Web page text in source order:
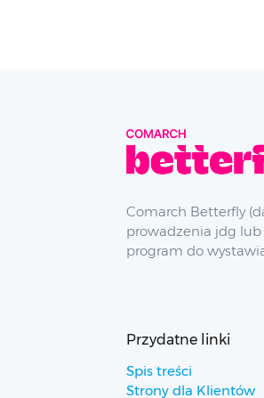
Comarch Betterfly
prowadzenia jdg lub
program do
Przydatne linki
Spis treści
Strony dla Klientów